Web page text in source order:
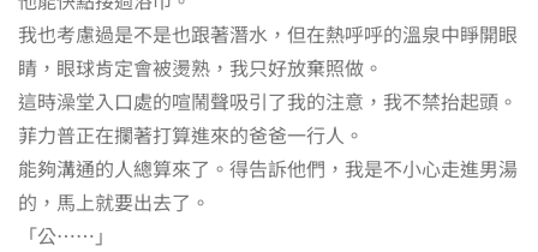
我也考慮過是不是也跟著潛水，但在熱呼呼的溫泉中睜開眼
睛，眼球肯定會被燙熟，我只好放棄照做。
這時澡堂入口處的喧鬧聲吸引了我的注意，我不禁抬起頭。
菲力普正在攔著打算進來的爸爸一行人。
能夠溝通的人總算來了。得告訴他們，我是不小心走進男湯
的，馬上就要出去了。
「公……」